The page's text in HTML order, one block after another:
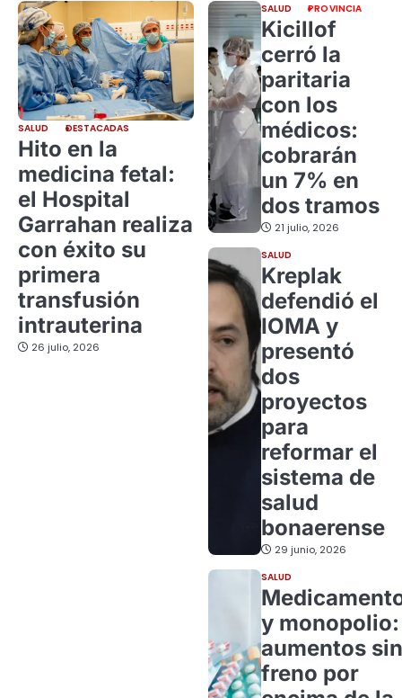
SALUD DESTACADAS
Hito en la
medicina fetal:
el Hospital
Garrahan realiza
con éxito su
primera
transfusión
intrauterina
26 julio, 2026
SALUD PROVINCIA
Kicillof
cerró la
paritaria
con los
médicos:
cobrarán
un 7% en
dos tramos
21 julio, 2026
SALUD
Kreplak
defendió el
IOMA y
presentó
dos
proyectos
para
reformar el
sistema de
salud
bonaerense
29 junio, 2026
SALUD
y monopolio:
aumentos sin
freno por